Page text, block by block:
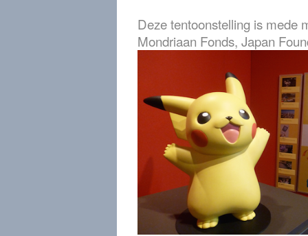
Deze tentoonstelling is mede
Mondriaan Fonds, Japan